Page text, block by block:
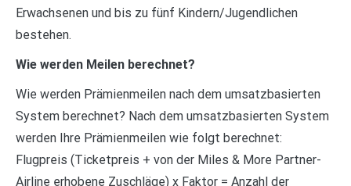
Erwachsenen und bis zu fünf Kindern/Jugendlichen
bestehen.
Wie werden Meilen berechnet?
Wie werden Prämienmeilen nach dem umsatzbasierten
System berechnet? Nach dem umsatzbasierten System
werden Ihre Prämienmeilen wie folgt berechnet:
Flugpreis (Ticketpreis + von der Miles & More Partner-
Airline erhobene Zuschläge) x Faktor = Anzahl der